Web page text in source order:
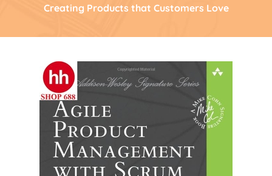
Creating Products that Customers Love